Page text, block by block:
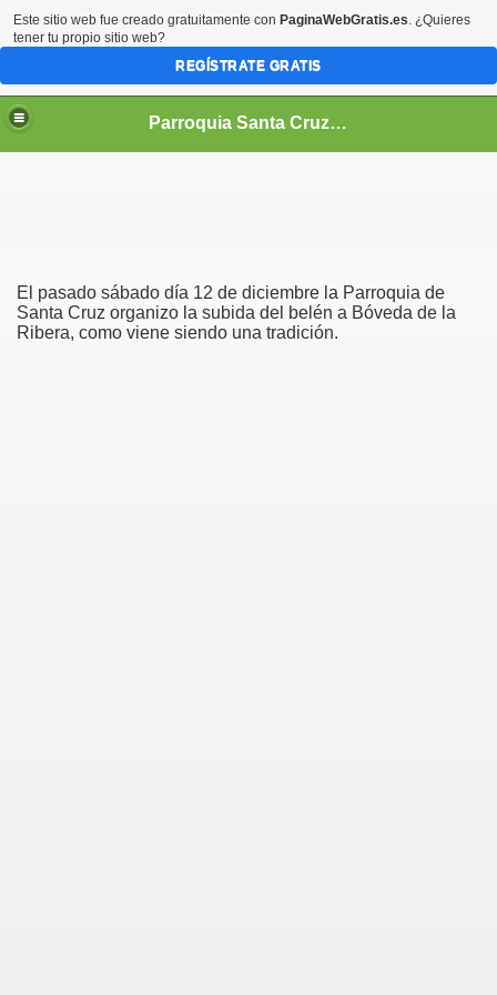
Parroquia Santa Cruz Medina de Pomar (Burgos)
El pasado sábado día 12 de diciembre la Parroquia de
Santa Cruz organizo la subida del belén a Bóveda de la
Ribera, como viene siendo una tradición.
Este sitio web fue creado gratuitamente con PaginaWebGratis.es. ¿Quieres
tener tu propio sitio web?
REGÍSTRATE GRATIS